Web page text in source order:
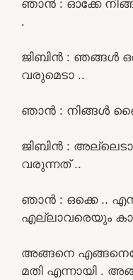
ഞാൻ : ഓക്കേ
.
ജിബിൻ : ഞങ്ങൾ
വരുമെടാ ..
ഞാൻ : നിങ്ങൾ
ജിബിൻ :
വരുന്നത് ..
ഞാൻ : ഒക്കെ ..
എല്ലാവരെയും
അങ്ങനെ
മതി എന്നായി .